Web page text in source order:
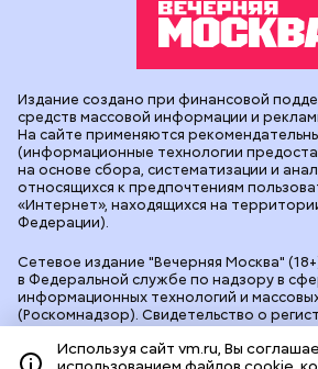
Сетевое издание "Вечерняя Москва"
в Федеральной службе по надзору в
информационных технологий и
(Роскомнадзор). Свидетельство о
90524 от 09.12.2025. Учредитель: АО
"Вечерняя Москва". Главный редактор
Издание создано при финансовой
средств массовой информации и
На сайте применяются
(информационные технологии
на основе сбора, систематизации и
относящихся к предпочтениям
«Интернет», находящихся на
Федерации).
Используя сайт vm.ru, Вы